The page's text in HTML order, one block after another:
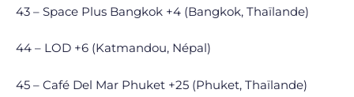
43 – Space Plus Bangkok +4 (Bangkok, Thaïlande)
44 – LOD +6 (Katmandou, Népal)
45 – Café Del Mar Phuket +25 (Phuket, Thaïlande)